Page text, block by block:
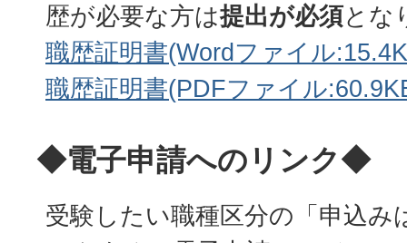
歴が必要な方は提出が必須とな
職歴証明書(Wordファイル
職歴証明書(PDFファイル
◆電子申請へのリンク◆
受験したい職種区分の「申込み